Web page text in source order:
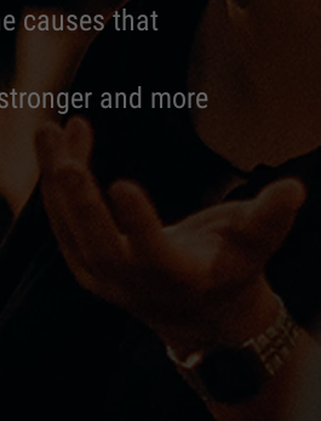
causes that
and more